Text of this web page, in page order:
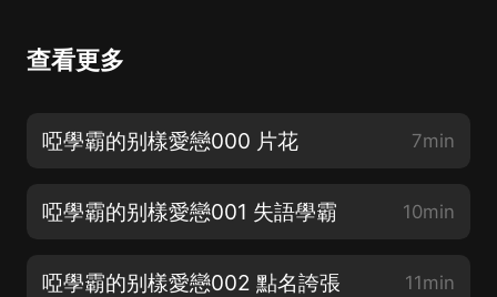
查看更多
啞學霸的别樣愛戀000 片花 7min
啞學霸的别樣愛戀001 失語學霸 10min
啞學霸的别樣愛戀002 點名誇張 11min